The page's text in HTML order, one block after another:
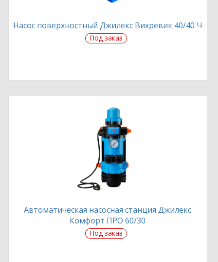
Насос поверхностный Джилекс Вихревик 40/40 Ч
Под заказ
Автоматическая насосная станция Джилекс
Комфорт ПРО 60/30
Под заказ